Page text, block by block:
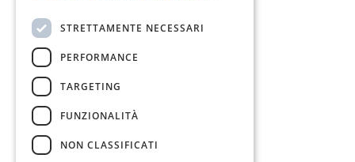
0823/21034
STRETTAMENTE NECESSARI
PERFORMANCE
TARGETING
FUNZIONALITÀ
NON CLASSIFICATI